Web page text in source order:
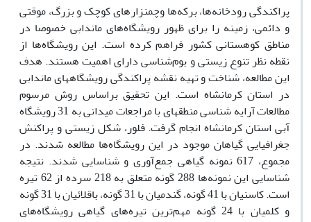
پراکندگی رودخانه‌­ها، برکه­‌ها وچمن­زارهایکوچک و بزرگ، موقتی
و دائمی، زمینه را برای ظهور رویشگاه‌های ماندابی خصوصا در
مناطق کوهستانی کشور فراهم کرده است. این رویشگاهها از
نقطه نظر تنوع زیستی و بوم‌شناسی دارای اهمیت هستند. هدف
این مطالعه، شناخت و تهیه نقشه پراکندگی رویشگاه­های ماندابی
در استان کرمانشاه است. این تحقیق براساس روش مرسوم
مطالعات آرایه شناسی منطقه­ای با مراجعات میدانی به 31 رویشگاه
آبی استان کرمانشاه انجام گرفت. فلور، شکل زیستی و پراکنش
جغرافیایی گیاهان موجود در این رویشگاه­‌ها مطالعه شدند. در
مجموع، 617 نمونه گیاهی جمع‌آوری و شناسایی شدند. نتیجه
شناسایی این نمونه
ها 288 گونه متعلق به 218 سرده از 62 تیره
است. کاسنیان با41گونه، گندمیان با 31 گونه، باقلائیان با 31 گونه
و کلمیان با 24 گونه مهم‌ترین تیره‌های گیاهی رویشگاه
های